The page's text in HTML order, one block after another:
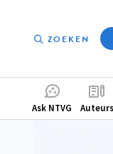
ZOEKEN
Ask NTVG Auteurs